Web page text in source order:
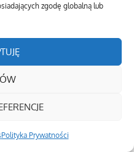
zgodę globalną lub
Polityka Prywatności